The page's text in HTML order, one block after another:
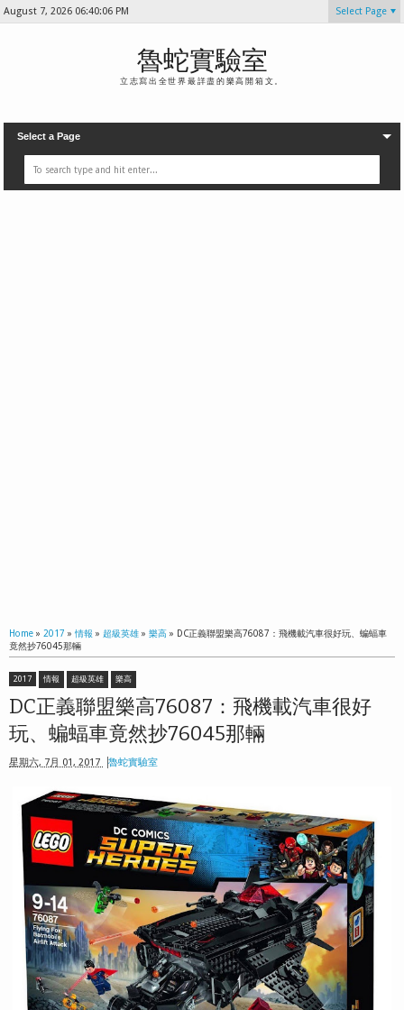
August 7, 2026 06:40:07 PM Select Page
魯蛇實驗室
立志寫出全世界最詳盡的樂高開箱文。
Select a Page
Home » 2017 » 情報 » 超級英雄 » 樂高 » DC正義聯盟樂高76087：飛機載汽車很好玩、蝙蝠車
竟然抄76045那輛
2017 情報 超級英雄 樂高
DC正義聯盟樂高76087：飛機載汽車很好
玩、蝙蝠車竟然抄76045那輛
星期六, 7月 01, 2017 魯蛇實驗室